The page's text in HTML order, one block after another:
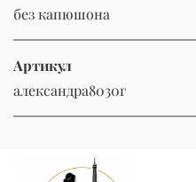
без капюшона
Артикул
александра8030г